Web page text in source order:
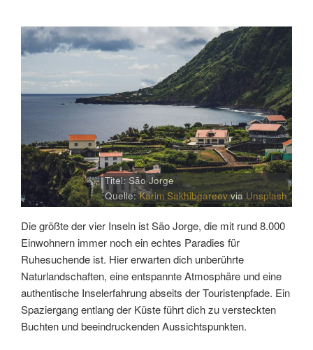
Titel: São Jorge
Quelle:Karim SakhibgareevviaUnsplash
Die größte der vier Inseln ist São Jorge, die mit rund 8.000
Einwohnern immer noch ein echtes Paradies für
Ruhesuchende ist. Hier erwarten dich unberührte
Naturlandschaften, eine entspannte Atmosphäre und eine
authentische Inselerfahrung abseits der Touristenpfade. Ein
Spaziergang entlang der Küste führt dich zu versteckten
Buchten und beeindruckenden Aussichtspunkten.